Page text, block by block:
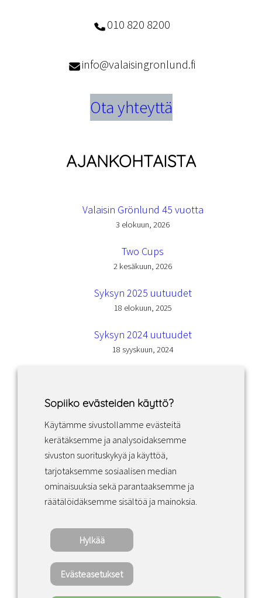
010 820 8200
info@valaisingronlund.fi
Ota yhteyttä
AJANKOHTAISTA
Valaisin Grönlund 45 vuotta
3 elokuun, 2026
Two Cups
2 kesäkuun, 2026
Syksyn 2025 uutuudet
18 elokuun, 2025
Syksyn 2024 uutuudet
18 syyskuun, 2024
Facebook Instagram LinkedIn
Sopimusehdot
Copyright ©2022 · Valaisin Grönlund – All
Rights Reserved
Sopiiko evästeiden käyttö?
Käytämme sivustollamme evästeitä
kerätäksemme ja analysoidaksemme
sivuston suorituskykyä ja käyttöä,
tarjotaksemme sosiaalisen median
ominaisuuksia sekä parantaaksemme ja
räätälöidäksemme sisältöä ja mainoksia.
Hylkää
Evästeasetukset